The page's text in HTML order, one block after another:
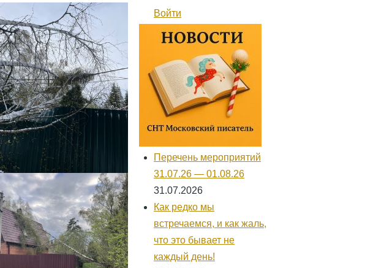
навигации
Меню
учётной
записи
Войти
Перечень мероприятий
31.07.26 — 01.08.26
31.07.2026
Как редко мы
встречаемся, и как жаль,
что это бывает не
каждый день!